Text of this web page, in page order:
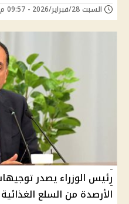
السبت 28/فبراير/2026 - 09:57 م
رئيس الوزراء يصدر
الأرصدة من السلع